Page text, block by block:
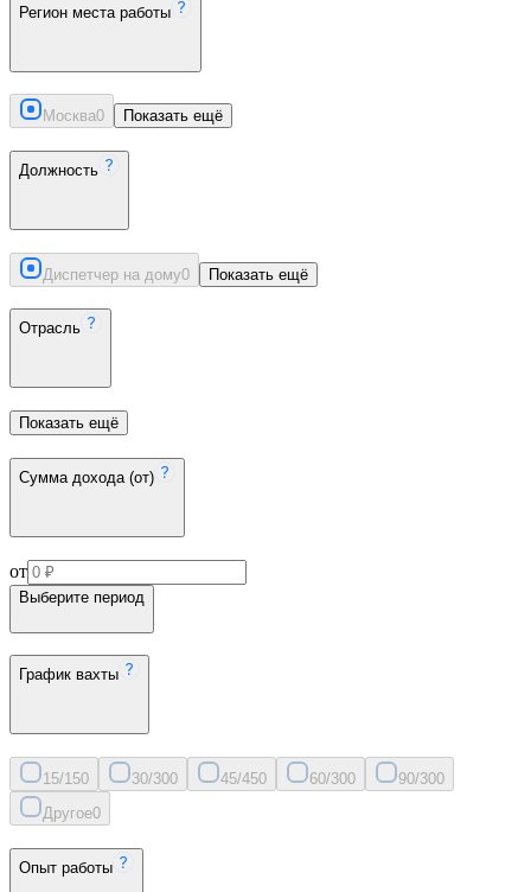
Регион места работы
Москва0 Показать ещё
Должность
Диспетчер на дому0 Показать ещё
Отрасль
Показать ещё
Сумма дохода (от)
от
Выберите период
График вахты
15/150 30/300 45/450 60/300 90/300
Другое0
Опыт работы